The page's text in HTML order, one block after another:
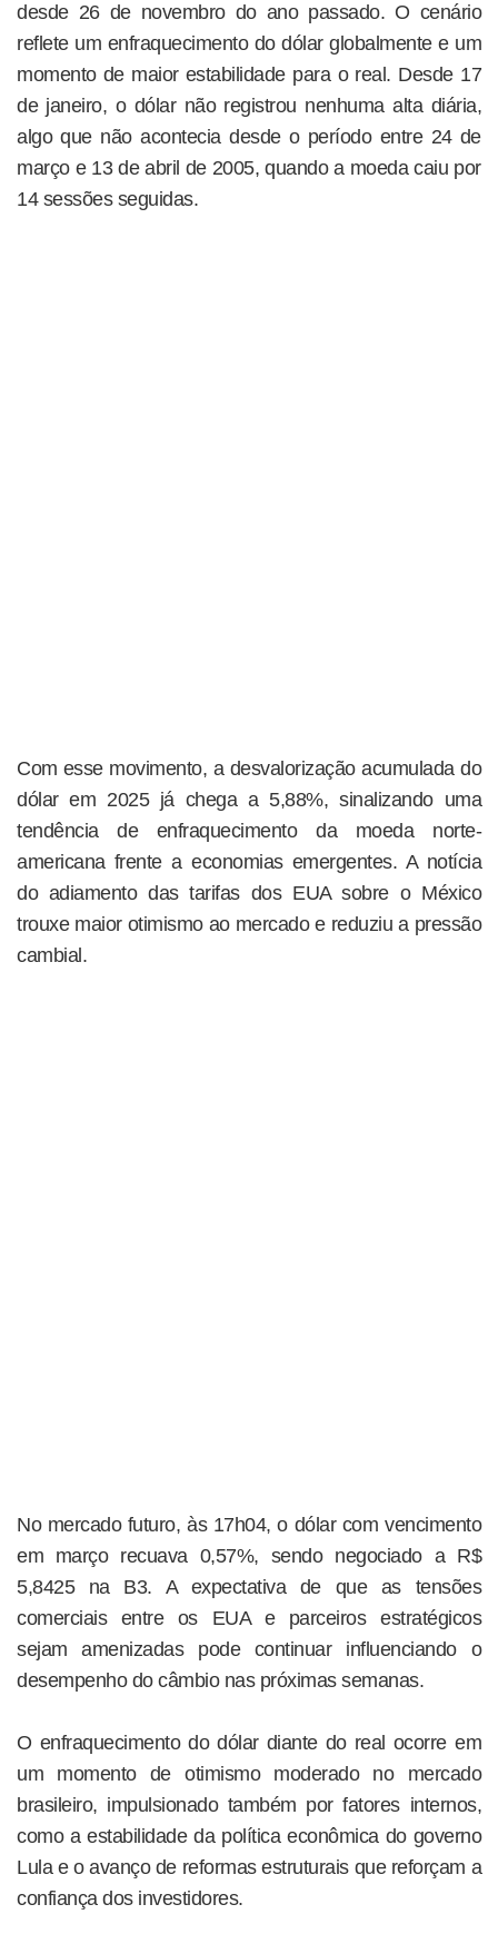
desde 26 de novembro do ano passado. O cenário
reflete um enfraquecimento do dólar globalmente e um
momento de maior estabilidade para o real. Desde 17
de janeiro, o dólar não registrou nenhuma alta diária,
algo que não acontecia desde o período entre 24 de
março e 13 de abril de 2005, quando a moeda caiu por
14 sessões seguidas.
Com esse movimento, a desvalorização acumulada do
dólar em 2025 já chega a 5,88%, sinalizando uma
tendência de enfraquecimento da moeda norte-
americana frente a economias emergentes. A notícia
do adiamento das tarifas dos EUA sobre o México
trouxe maior otimismo ao mercado e reduziu a pressão
cambial.
No mercado futuro, às 17h04, o dólar com vencimento
em março recuava 0,57%, sendo negociado a R$
5,8425 na B3. A expectativa de que as tensões
comerciais entre os EUA e parceiros estratégicos
sejam amenizadas pode continuar influenciando o
desempenho do câmbio nas próximas semanas.
O enfraquecimento do dólar diante do real ocorre em
um momento de otimismo moderado no mercado
brasileiro, impulsionado também por fatores internos,
como a estabilidade da política econômica do governo
Lula e o avanço de reformas estruturais que reforçam a
confiança dos investidores.